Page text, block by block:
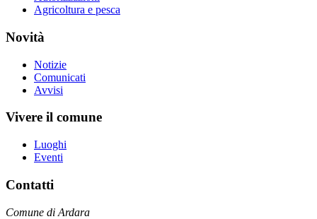
Agricoltura e pesca
Novità
Notizie
Comunicati
Avvisi
Vivere il comune
Luoghi
Eventi
Contatti
Comune di Ardara